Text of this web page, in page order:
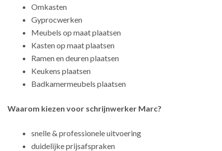
Omkasten
Gyprocwerken
Meubels op maat plaatsen
Kasten op maat plaatsen
Ramen en deuren plaatsen
Keukens plaatsen
Badkamermeubels plaatsen
Waarom kiezen voor schrijnwerker Marc?
snelle & professionele uitvoering
duidelijke prijsafspraken